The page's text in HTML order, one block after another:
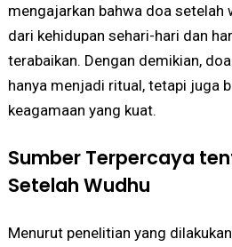
mengajarkan bahwa doa setelah
dari kehidupan sehari-hari dan
terabaikan. Dengan demikian,
hanya menjadi ritual, tetapi juga
keagamaan yang kuat.
Sumber Terpercaya
Setelah Wudhu
Menurut penelitian yang